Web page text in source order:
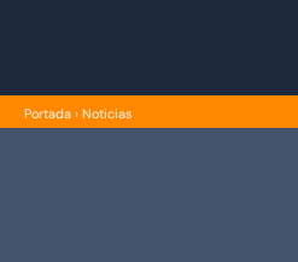
Portada › Noticias